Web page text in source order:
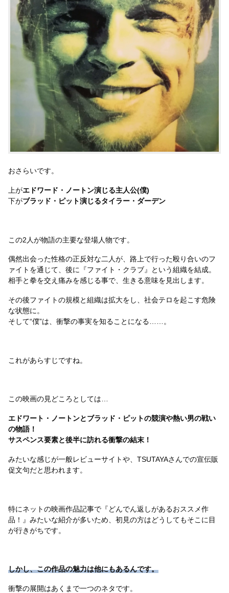
おさらいです。
上がエドワード・ノートン演じる主人公(僕)
下がブラッド・ピット演じるタイラー・ダーデン
この2人が物語の主要な登場人物です。
偶然出会った性格の正反対な二人が、路上で行った殴り合いのフ
ァイトを通じて、後に『ファイト・クラブ』という組織を結成。
相手と拳を交え痛みを感じる事で、生きる意味を見出します。
その後ファイトの規模と組織は拡大をし、社会テロを起こす危険
な状態に。
そして“僕”は、衝撃の事実を知ることになる……。
これがあらすじですね。
この映画の見どころとしては…
エドワート・ノートンとブラッド・ピットの競演や熱い男の戦い
の物語！
サスペンス要素と後半に訪れる衝撃の結末！
みたいな感じが一般レビューサイトや、TSUTAYAさんでの宣伝販
促文句だと思われます。
特にネットの映画作品記事で『どんでん返しがあるおススメ作
品！』みたいな紹介が多いため、初見の方はどうしてもそこに目
が行きがちです。
しかし、この作品の魅力は他にもあるんです。
衝撃の展開はあくまで一つのネタです。